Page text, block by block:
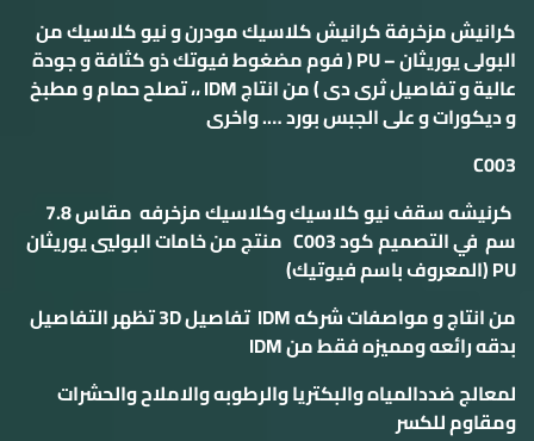
كرانيش مزخرفة كرانيش كلاسيك مودرن و نيو كلاسيك من
البولى يوريثان – PU ( فوم مضغوط فيوتك ذو كثافة و جودة
عالية و تفاصيل ثرى دى ) من انتاج IDM ،، تصلح حمام و مطبخ
و ديكورات و على الجبس بورد …. واخرى
C003
كرنيشه سقف نيو كلاسيك وكلاسيك مزخرفه مقاس 7.8
سم في التصميم كود C003 منتج من خامات البوليي يوريثان
PU (المعروف باسم فيوتيك)
من انتاج و مواصفات شركه IDM تفاصيل 3D تظهر التفاصيل
بدقه رائعه ومميزه فقط من IDM
لمعالج ضددالمياه والبكتريا والرطوبه والاملاح والحشرات
ومقاوم للكسر